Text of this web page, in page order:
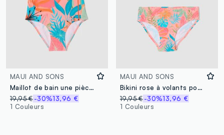
MAUI AND SONS
Maillot de bain une pièce rose à imprimé tropical pour fille
19,95 €-30%13,96 €
1 Couleurs
MAUI AND SONS
Bikini rose à volants pour fille
19,95 € -30%13,96 €
1 Couleurs